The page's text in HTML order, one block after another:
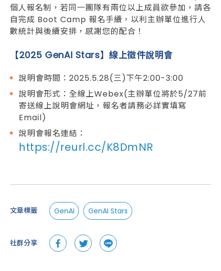
個人報名制，若同一團隊有兩位以上成員欲參加，請各
自完成 Boot Camp 報名手續，以利主辦單位進行人
數統計與後續安排，感謝您的配合！
【2025 GenAI Stars】線上徵件說明會
說明會時間：2025.5.28(三)下午2:00-3:00
說明會形式：全線上Webex(主辦單位將於5/27前
寄送線上說明會網址，報名者請務必詳實填寫
Email)
說明會報名連結：󠀠󠀠
https://reurl.cc/K8DmNR
文章標籤 GenAI GenAI Stars
社群分享